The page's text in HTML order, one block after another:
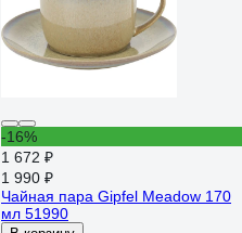
-16%
1 672 ₽
1 990 ₽
Чайная пара Gipfel Meadow 170
мл 51990